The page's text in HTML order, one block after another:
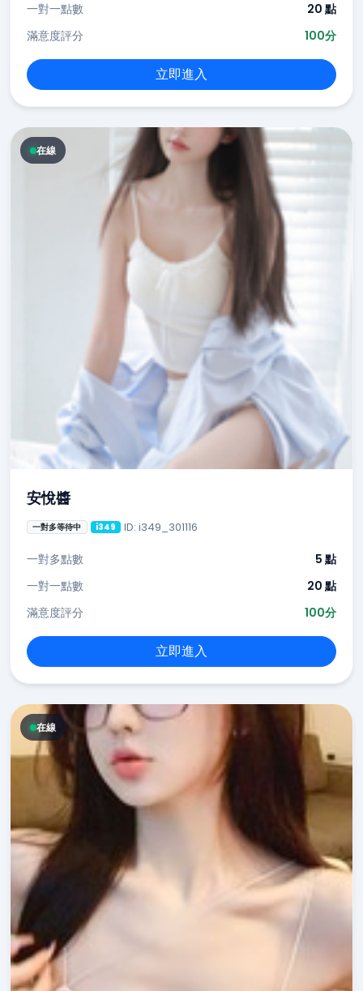
一對一點數
20 點
滿意度評分
100分
立即進入
在線
安悅醬
一對多等待中 i349 ID: i349_301116
一對多點數
5 點
一對一點數
20 點
滿意度評分
100分
立即進入
在線